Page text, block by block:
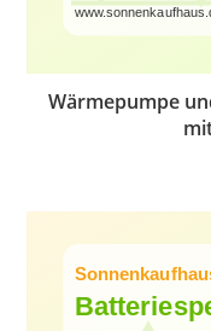
Wärmepumpe